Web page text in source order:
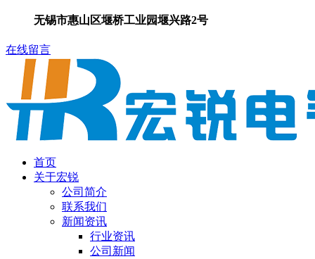
无锡市惠山区堰桥工业园堰兴路2号
在线留言
首页
关于宏锐
公司简介
联系我们
新闻资讯
行业资讯
公司新闻